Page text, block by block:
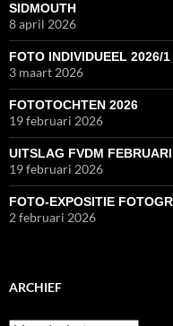
SIDMOUTH
8 april 2026
FOTO INDIVIDUEEL 2026/1
3 maart 2026
FOTOTOCHTEN 2026
19 februari 2026
UITSLAG FVDM
19 februari 2026
FOTO-EXPOSITIE
2 februari 2026
ARCHIEF